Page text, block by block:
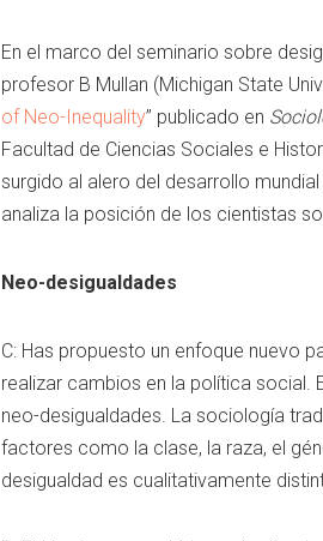
En el marco del seminario sobre
profesor B Mullan (Michigan State
of Neo-Inequality” publicado en
Facultad de Ciencias Sociales e
surgido al alero del desarrollo
analiza la posición de los cientistas
Neo-desigualdades
C: Has propuesto un enfoque nuevo
realizar cambios en la política social.
neo-desigualdades. La sociología
factores como la clase, la raza, el
desigualdad es cualitativamente